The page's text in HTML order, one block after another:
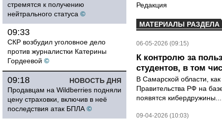
стремятся к получению
нейтрального статуса ©
09:33
СКР возбудил уголовное дело
против журналистки Катерины
Гордеевой ©
НОВОСТЬ ДНЯ
09:18
Продавцам на Wildberries подняли
цену страховки, включив в неё
последствия атак БПЛА ©
Редакция
МАТЕРИАЛЫ РАЗДЕЛА
06-05-2026 (09:15)
К контролю за
студентов, в том
В Самарской области,
Правительства РФ на
появятся кибердружины...
09-04-2026 (10:03)